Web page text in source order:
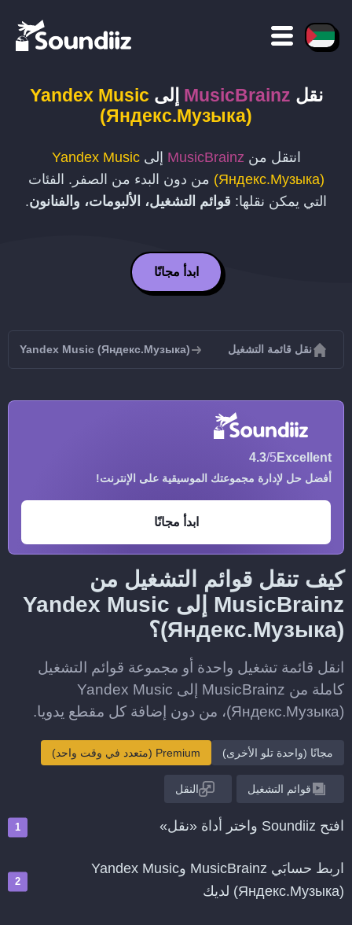
نقل MusicBrainz إلى Yandex Music
(Яндекс.Музыка)
انتقل من MusicBrainz إلىYandex Music
(Яндекс.Музыка) من دون البدء من الصفر. الفئات
التي يمكن نقلها: قوائم التشغيل، الألبومات، والفنانون.
ابدأ مجانًا
نقل قائمة التشغيل Yandex Music (Яндекс.Музыка)
Excellent
4.3/5
أفضل حل لإدارة مجموعتك الموسيقية على الإنترنت!
ابدأ مجانًا
كيف تنقل قوائم التشغيل من
MusicBrainz إلى Yandex Music
(Яндекс.Музыка)؟
انقل قائمة تشغيل واحدة أو مجموعة قوائم التشغيل
كاملة من MusicBrainz إلى Yandex Music
(Яндекс.Музыка)، من دون إضافة كل مقطع يدويا.
مجانًا (واحدة تلو الأخرى) Premium (متعدد في وقت واحد)
قوائم التشغيل النقل
افتح Soundiiz واختر أداة «نقل»
اربط حسابَي MusicBrainz وYandex Music
(Яндекс.Музыка) لديك